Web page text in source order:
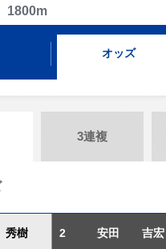
オッズ
3連複
樹 2 安田 吉宏